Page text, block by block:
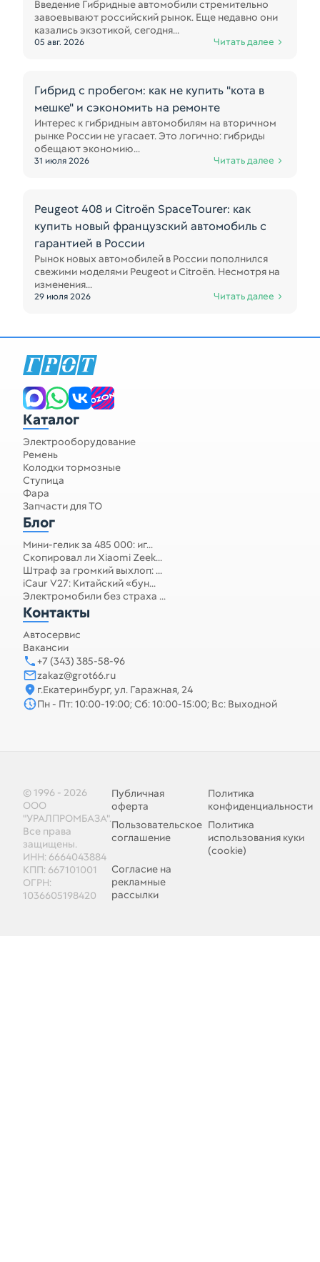
Введение Гибридные автомобили стремительно
завоевывают российский рынок. Еще недавно они
казались экзотикой, сегодня...
05 авг. 2026 Читать далее
Гибрид с пробегом: как не купить "кота в
мешке" и сэкономить на ремонте
Интерес к гибридным автомобилям на вторичном
рынке России не угасает. Это логично: гибриды
обещают экономию...
31 июля 2026 Читать далее
Peugeot 408 и Citroën SpaceTourer: как
купить новый французский автомобиль с
гарантией в России
Рынок новых автомобилей в России пополнился
свежими моделями Peugeot и Citroën. Несмотря на
изменения...
29 июля 2026 Читать далее
Запчасти для спецтехники
Каталог
Электрооборудование
Ремень
Колодки тормозные
Ступица
Фара
Запчасти для ТО
Блог
Мини-гелик за 485 000: иг...
Скопировал ли Xiaomi Zeek...
Штраф за громкий выхлоп: ...
iCaur V27: Китайский «бун...
Электромобили без страха ...
Контакты
Автосервис
Вакансии
+7 (343) 385-58-96
zakaz@grot66.ru
г.Екатеринбург, ул. Гаражная, 24
Пн - Пт: 10:00-19:00; Сб: 10:00-15:00; Вс: Выходной
© 1996 - 2026
ООО
"УРАЛПРОМБАЗА".
Все права
защищены.
ИНН: 6664043884
КПП: 667101001
ОГРН:
1036605198420
Публичная
оферта
Политика
конфиденциальности
Пользовательское
соглашение
Политика
использования куки
(cookie)
Согласие на
рекламные
рассылки